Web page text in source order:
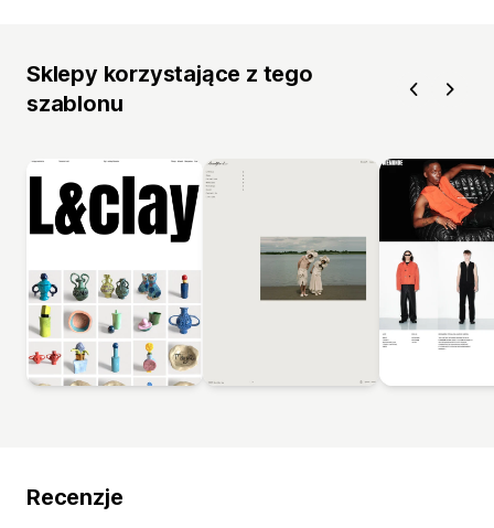
Sklepy korzystające z tego
szablonu
Recenzje